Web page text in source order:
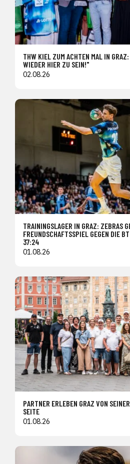
THW KIEL ZUM ACHTEN MAL IN
WIEDER HIER ZU SEIN!"
02.08.26
TRAININGSLAGER IN GRAZ: ZEBRAS
FREUNDSCHAFTSSPIEL GEGEN DIE
37:24
01.08.26
PARTNER ERLEBEN GRAZ VON
SEITE
01.08.26